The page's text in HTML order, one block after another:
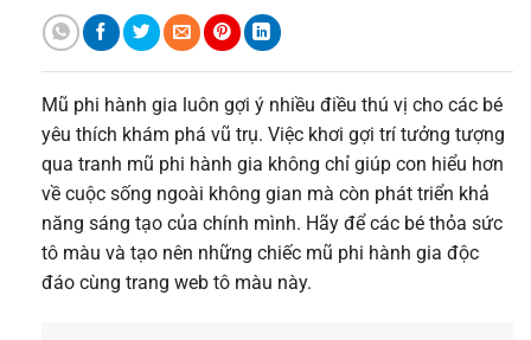
Mũ phi hành gia luôn gợi ý nhiều điều thú vị cho các bé
yêu thích khám phá vũ trụ. Việc khơi gợi trí tưởng tượng
qua tranh mũ phi hành gia không chỉ giúp con hiểu hơn
về cuộc sống ngoài không gian mà còn phát triển khả
năng sáng tạo của chính mình. Hãy để các bé thỏa sức
tô màu và tạo nên những chiếc mũ phi hành gia độc
đáo cùng trang web tô màu này.